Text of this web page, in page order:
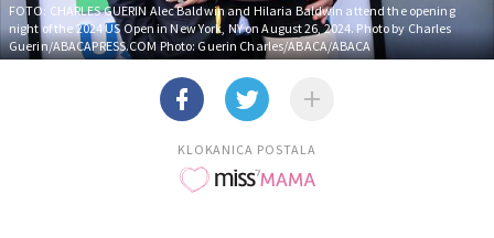
FOTO: CHARLES GUERIN Alec Baldwin and Hilaria Baldwin attend the opening
night of the 2024 US Open in New York, NY on August 26, 2024. Photo by Charles
Guerin/ABACAPRESS.COM Photo: Guerin Charles/ABACA/ABACA
KLOKANICA POSTALA